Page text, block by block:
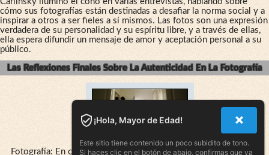
cómo sus fotografías están destinadas a desafiar la norma social y a
inspirar a otros a ser fieles a sí mismos. Las fotos son una expresión
verdadera de su personalidad y su espíritu libre, y a través de ellas,
ella espera difundir un mensaje de amor y aceptación personal a su
público.
Las Reflexiones Finales Sobre La Autenticidad En La Fotografía
Fotografía: En conclusión, Eve Carlinsky es una actriz que ha
¡Hola, Mayor de Edad!
Este sitio tiene contenido un poco subidito de tono.
Si haces clic en el botón de abajo, confirmas que ya